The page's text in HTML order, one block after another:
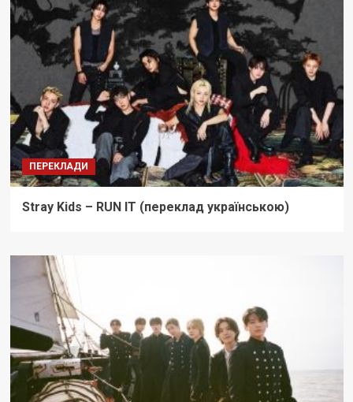
ПЕРЕКЛАДИ
Stray Kids – RUN IT (переклад українською)